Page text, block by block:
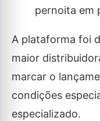
pernoita em
A plataforma foi
maior
marcar o
condições
especializado.